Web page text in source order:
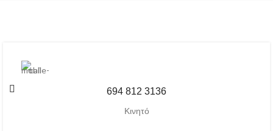
694 812 3136
Κινητό